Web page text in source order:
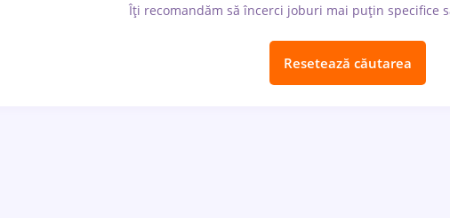
Îți recomandăm să încerci joburi mai puțin specifice
Resetează căutarea